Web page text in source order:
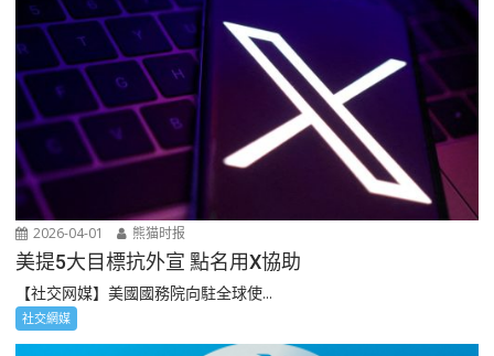
2026-04-01 熊猫时报
美提5大目標抗外宣 點名用X協助
【社交网媒】美國國務院向駐全球使...
社交網媒